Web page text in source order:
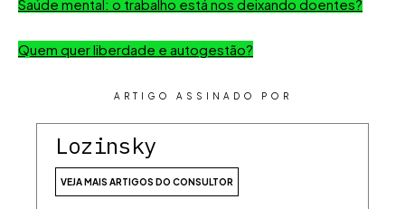
Saúde mental: o trabalho está nos deixando doentes?
Quem quer liberdade e autogestão?
ARTIGO ASSINADO POR
Lozinsky
VEJA MAIS ARTIGOS DO CONSULTOR